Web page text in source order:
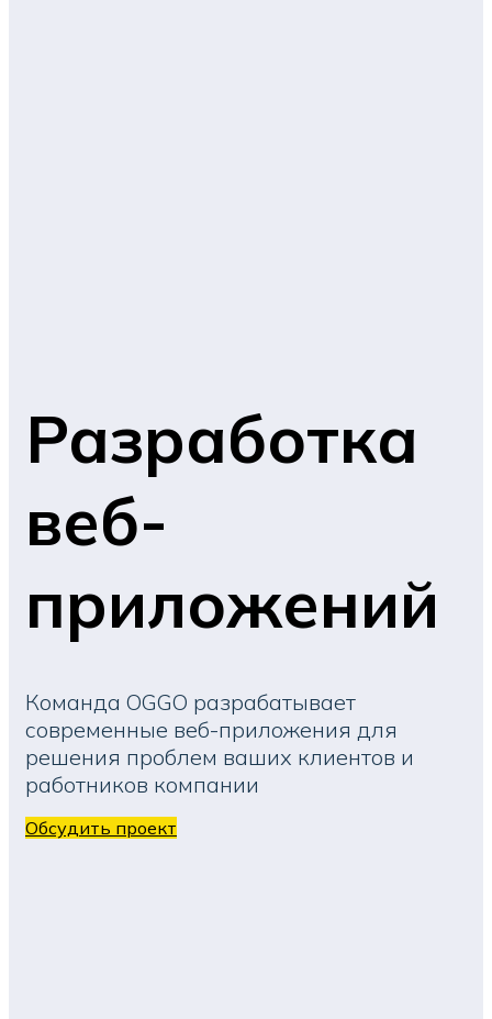
Разработка
веб-
приложений
Команда OGGO разрабатывает
современные веб-приложения для
решения проблем ваших клиентов и
работников компании
Обсудить проект